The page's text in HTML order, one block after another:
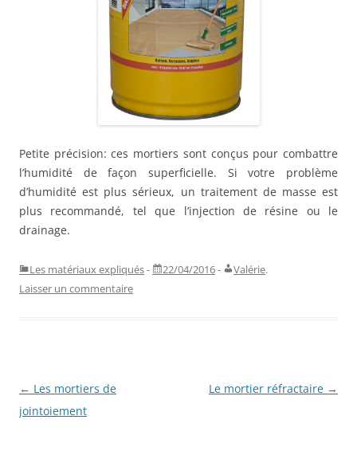
Petite précision: ces mortiers sont conçus pour combattre
l’humidité de façon superficielle. Si votre problème
d’humidité est plus sérieux, un traitement de masse est
plus recommandé, tel que l’injection de résine ou le
drainage.
Les matériaux expliqués- 22/04/2016- Valérie.
Laisser un commentaire
Navigation
des
← Les mortiers de
jointoiement
Le mortier réfractaire →